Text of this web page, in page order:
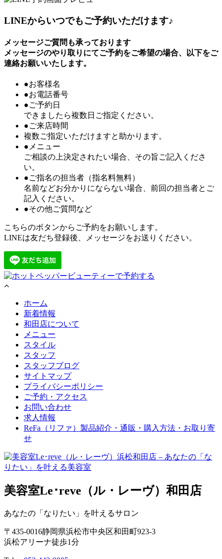
LINEからいつでもご予約いただけます♪
メッセージご質問も承っております
メッセージのやり取りにてご予約をご希望の場合、以下をご
連絡お願いいたします。
●お客様名
●お電話番号
●ご予約日
できましたら複数日ご指定ください。
●ご来店時間
複数ご指定いただけますと助かります。
●メニュー
ご相談の上決定されたい場合、その旨ご記入くださ
い。
●ご指名の担当者（指名料無料）
名前などお分かりにならない場合、前回の担当者とご
記入ください。
●その他ご質問など
こちらのボタンからご予約をお願いします。
LINEは友だち登録後、メッセージをお送りください。
ホーム
新着情報
和田店について
メニュー
スタイル
スタッフ
スタッフブログ
サイトマップ
プライバシーポリシー
ご予約・アクセス
お問い合わせ
求人情報
ReFa（リファ）製品紹介・通販・購入方法・お取り寄
せ
美容室Le･reve（ル・レーヴ）和田店
あなたの「なりたい」を叶えるサロン
〒 435-0016静岡県浜松市中央区和田町923-3
浜松アリーナ徒歩1分